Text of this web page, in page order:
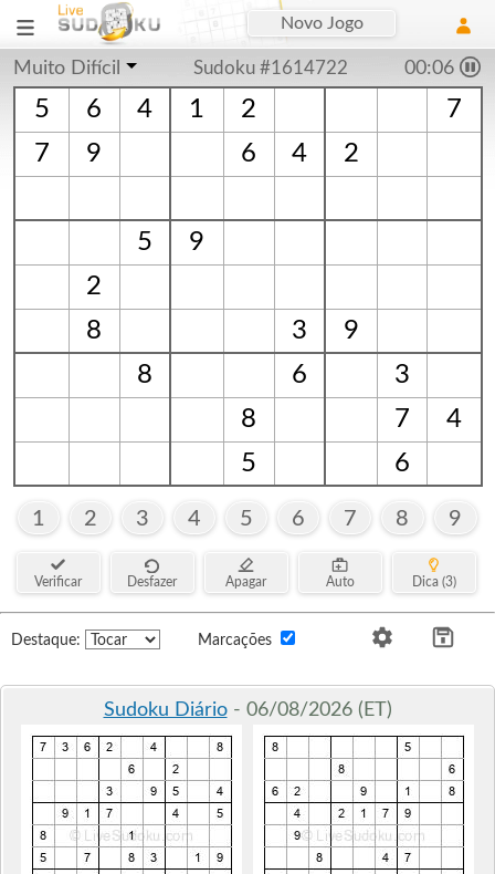
Novo Jogo
Muito Difícil Sudoku #1614722 00:06
5 6 4 1 2
7
7
9 6 4 2
5
9
2
8
3
9
8
6
3
8
7
4
5
6
1 2 3 4 5 6 7 8 9
Verificar Desfazer Apagar Auto Dica (3)
Destaque: Marcações
Sudoku Diário- 06/08/2026 (ET)